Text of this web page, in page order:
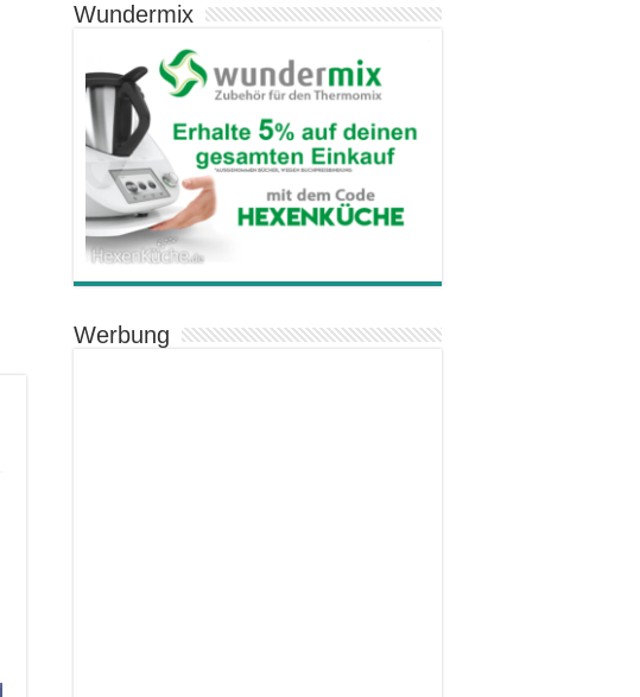
Wundermix
Werbung